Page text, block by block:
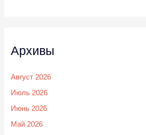
Архивы
Август 2026
Июль 2026
Июнь 2026
Май 2026